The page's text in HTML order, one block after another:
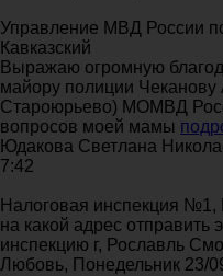
Управление МВД России
Кавказский
Выражаю огромную
майору полиции
Староюрьево) МОМВД
вопросов моей мамы
Юдакова Светлана
7:42
Налоговая инспекция №1,
на какой адрес отправить
инспекцию г, Рославль
Любовь, Понедельник 23/